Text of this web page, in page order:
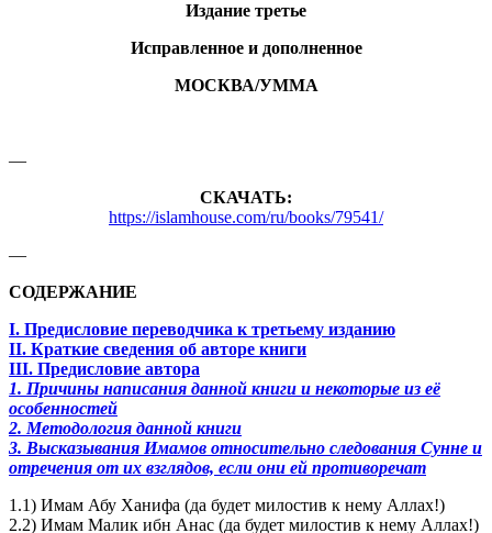
Издание третье
Исправленное и дополненное
МОСКВА/УММА
—
СКАЧАТЬ:
https://islamhouse.com/ru/books/79541/
—
СОДЕРЖАНИЕ
I. Предисловие переводчика к третьему изданию
II. Краткие сведения об авторе книги
III. Предисловие автора
1. Причины написания данной книги и некоторые из её
особенностей
2. Методология данной книги
3. Высказывания Имамов относительно следования Сунне и
отречения от их взглядов, если они ей противоречат
1.1) Имам Абу Ханифа (да будет милостив к нему Аллах!)
2.2) Имам Малик ибн Анас (да будет милостив к нему Аллах!)